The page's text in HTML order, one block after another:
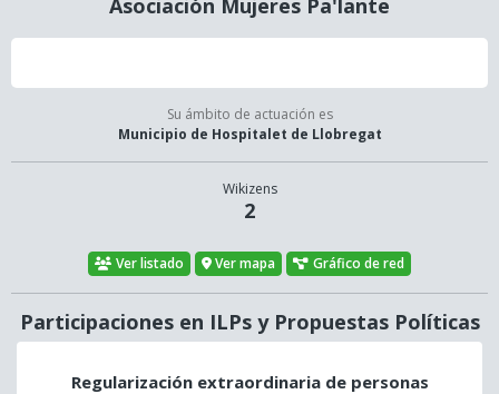
Asociación Mujeres Pa'lante
Su ámbito de actuación es
Municipio de Hospitalet de Llobregat
Wikizens
2
Ver listado Ver mapa Gráfico de red
Participaciones en ILPs y Propuestas Políticas
Regularización extraordinaria de personas